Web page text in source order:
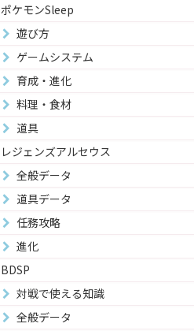
ポケモンSleep
遊び方
ゲームシステム
育成・進化
料理・食材
道具
レジェンズアルセウス
全般データ
道具データ
任務攻略
進化
BDSP
対戦で使える知識
全般データ